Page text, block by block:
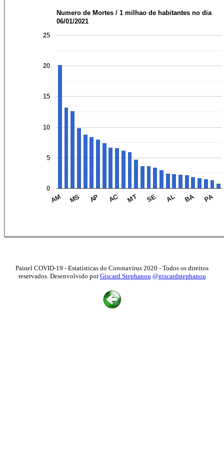
Numero de Mortes / 1 milhao de habitantes no dia
06/01/2021
AM MS AP AC MT SE AL BA PA
0
5
10
15
20
25
Painel COVID-19 - Estatísticas do Coronavírus 2020 - Todos os direitos
reservados. Desenvolvido porGiscard Stephanou @giscardstephanou